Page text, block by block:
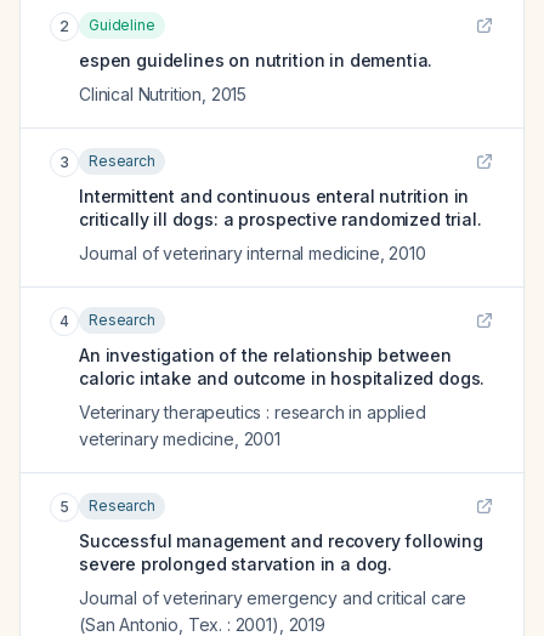
2 Guideline
espen guidelines on nutrition in dementia.
Clinical Nutrition 2015
3 Research
Intermittent and continuous enteral nutrition in
critically ill dogs: a prospective randomized trial.
Journal of veterinary internal medicine 2010
4 Research
An investigation of the relationship between
caloric intake and outcome in hospitalized dogs.
Veterinary therapeutics : research in applied
veterinary medicine 2001
5 Research
Successful management and recovery following
severe prolonged starvation in a dog.
Journal of veterinary emergency and critical care
(San Antonio, Tex. : 2001)
2019